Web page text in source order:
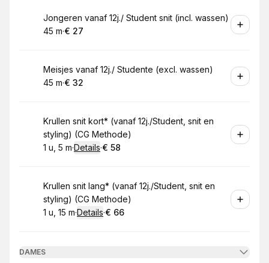
Boek
Jongeren vanaf 12j./ Student snit (incl. wassen)
.Duur :
45 m·
.Prijs:
€ 27
Boek
Meisjes vanaf 12j./ Studente (excl. wassen)
.Duur :
45 m·
.Prijs:
€ 32
Boek
Krullen snit kort* (vanaf 12j./Student, snit en
styling) (CG Methode)
. Duur
1 u, 5 m·Details·
.Prijs:
€ 58
Boek
Krullen snit lang* (vanaf 12j./Student, snit en
styling) (CG Methode)
. Duur:
1 u, 15 m·Details·
.Prijs:
€ 66
DAMES